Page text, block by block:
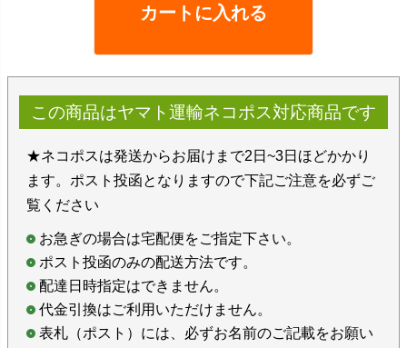
カートに入れる
この商品はヤマト運輸ネコポス対応商品です
★ネコポスは発送からお届けまで2日~3日ほどかかり
ます。ポスト投函となりますので下記ご注意を必ずご
覧ください
お急ぎの場合は宅配便をご指定下さい。
ポスト投函のみの配送方法です。
配達日時指定はできません。
代金引換はご利用いただけません。
表札（ポスト）には、必ずお名前のご記載をお願い